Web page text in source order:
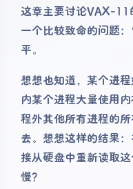
这章主要讨论VAX-11
一个比较致命的问题
平。
想想也知道，某个进
内某个进程大量使用
程外其他所有进程的
去。想想这样的结果
接从硬盘中重新读取
慢？